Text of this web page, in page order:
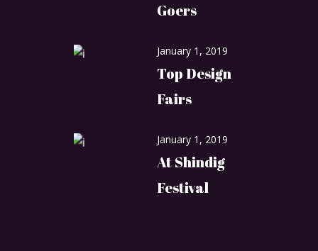
Goers
January 1, 2019
Top Design
Fairs
January 1, 2019
At Shindig
Festival